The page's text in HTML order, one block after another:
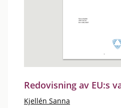
Redovisning av EU:s
Kjellén Sanna